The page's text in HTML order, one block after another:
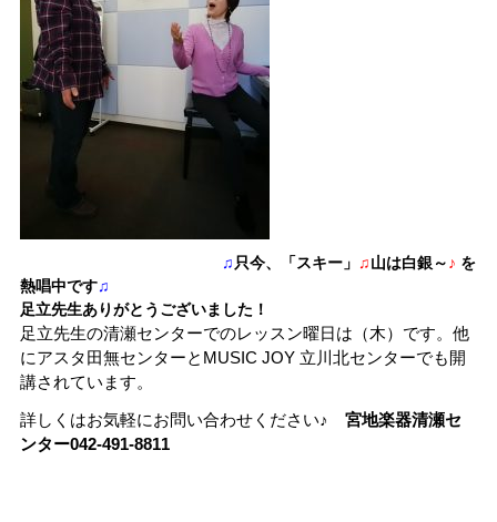
♫只今、「スキー」 ♫山は白銀～♪ を
熱唱中です♫
足立先生ありがとうございました！
足立先生の清瀬センターでのレッスン曜日は（木）です。他
にアスタ田無センターとMUSIC JOY 立川北センターでも開
講されています。
詳しくはお気軽にお問い合わせください♪
宮地楽器清瀬セ
ンター042-491-8811